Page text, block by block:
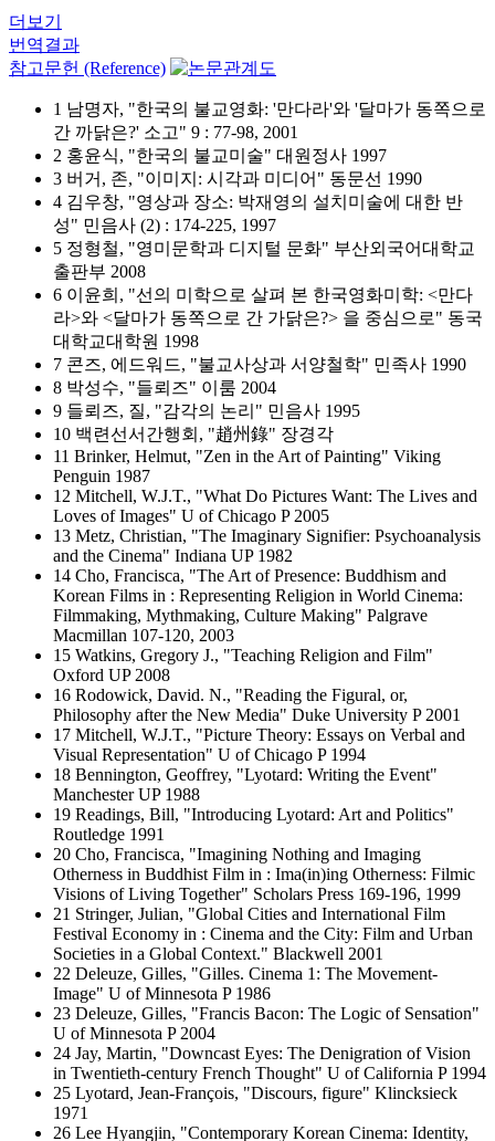
더보기
번역결과
참고문헌 (Reference)
1 남명자, "한국의 불교영화: '만다라'와 '달마가 동쪽으로
간 까닭은?' 소고" 9 : 77-98, 2001
2 홍윤식, "한국의 불교미술" 대원정사 1997
3 버거, 존, "이미지: 시각과 미디어" 동문선 1990
4 김우창, "영상과 장소: 박재영의 설치미술에 대한 반
성" 민음사 (2) : 174-225, 1997
5 정형철, "영미문학과 디지털 문화" 부산외국어대학교
출판부 2008
6 이윤희, "선의 미학으로 살펴 본 한국영화미학: <만다
라>와 <달마가 동쪽으로 간 가닭은?> 을 중심으로" 동국
대학교대학원 1998
7 콘즈, 에드워드, "불교사상과 서양철학" 민족사 1990
8 박성수, "들뢰즈" 이룸 2004
9 들뢰즈, 질, "감각의 논리" 민음사 1995
10 백련선서간행회, "趙州錄" 장경각
11 Brinker, Helmut, "Zen in the Art of Painting" Viking
Penguin 1987
12 Mitchell, W.J.T., "What Do Pictures Want: The Lives and
Loves of Images" U of Chicago P 2005
13 Metz, Christian, "The Imaginary Signifier: Psychoanalysis
and the Cinema" Indiana UP 1982
14 Cho, Francisca, "The Art of Presence: Buddhism and
Korean Films in : Representing Religion in World Cinema:
Filmmaking, Mythmaking, Culture Making" Palgrave
Macmillan 107-120, 2003
15 Watkins, Gregory J., "Teaching Religion and Film"
Oxford UP 2008
16 Rodowick, David. N., "Reading the Figural, or,
Philosophy after the New Media" Duke University P 2001
17 Mitchell, W.J.T., "Picture Theory: Essays on Verbal and
Visual Representation" U of Chicago P 1994
18 Bennington, Geoffrey, "Lyotard: Writing the Event"
Manchester UP 1988
19 Readings, Bill, "Introducing Lyotard: Art and Politics"
Routledge 1991
20 Cho, Francisca, "Imagining Nothing and Imaging
Otherness in Buddhist Film in : Ima(in)ing Otherness: Filmic
Visions of Living Together" Scholars Press 169-196, 1999
21 Stringer, Julian, "Global Cities and International Film
Festival Economy in : Cinema and the City: Film and Urban
Societies in a Global Context." Blackwell 2001
22 Deleuze, Gilles, "Gilles. Cinema 1: The Movement-
Image" U of Minnesota P 1986
23 Deleuze, Gilles, "Francis Bacon: The Logic of Sensation"
U of Minnesota P 2004
24 Jay, Martin, "Downcast Eyes: The Denigration of Vision
in Twentieth-century French Thought" U of California P 1994
25 Lyotard, Jean-François, "Discours, figure" Klincksieck
1971
26 Lee Hyangjin, "Contemporary Korean Cinema: Identity,